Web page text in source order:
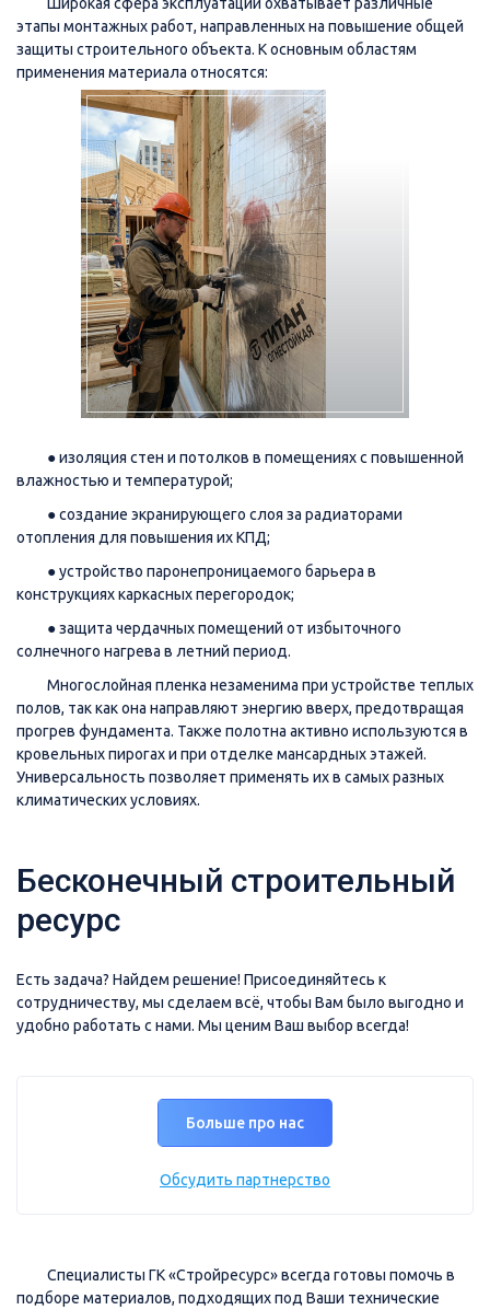
этапы монтажных работ, направленных на повышение общей
защиты строительного объекта. К основным областям
применения материала относятся:
● изоляция стен и потолков в помещениях с повышенной
влажностью и температурой;
● создание экранирующего слоя за радиаторами
отопления для повышения их КПД;
● устройство паронепроницаемого барьера в
конструкциях каркасных перегородок;
● защита чердачных помещений от избыточного
солнечного нагрева в летний период.
Многослойная пленка незаменима при устройстве теплых
полов, так как она направляют энергию вверх, предотвращая
прогрев фундамента. Также полотна активно используются в
кровельных пирогах и при отделке мансардных этажей.
Универсальность позволяет применять их в самых разных
климатических условиях.
Бесконечный строительный
ресурс
Есть задача? Найдем решение! Присоединяйтесь к
сотрудничеству, мы сделаем всё, чтобы Вам было выгодно и
удобно работать с нами. Мы ценим Ваш выбор всегда!
Больше про нас
Обсудить партнерство
Специалисты ГК «Стройресурс» всегда готовы помочь в
подборе материалов, подходящих под Ваши технические